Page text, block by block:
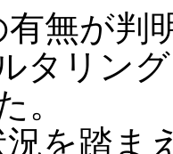
無が判
タリン
。
を踏ま